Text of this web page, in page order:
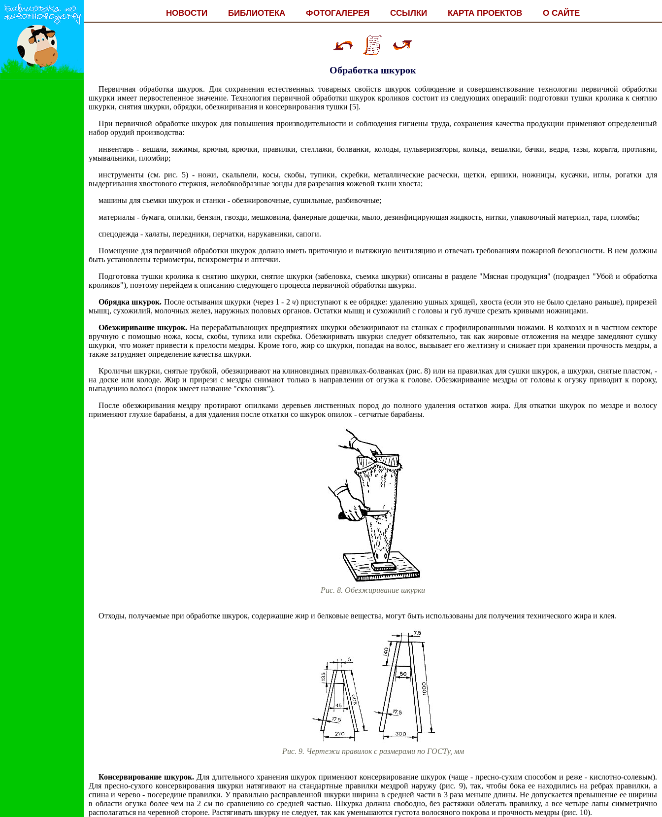
НОВОСТИ БИБЛИОТЕКА ФОТОГАЛЕРЕЯ ССЫЛКИ КАРТА ПРОЕКТОВ О САЙТЕ
Обработка шкурок
Первичная обработка шкурок. Для сохранения естественных товарных свойств шкурок соблюдение и совершенствование технологии первичной обработки
шкурки имеет первостепенное значение. Технология первичной обработки шкурок кроликов состоит из следующих операций: подготовки тушки кролика к снятию
шкурки, снятия шкурки, обрядки, обезжиривания и консервирования тушки [5].
При первичной обработке шкурок для повышения производительности и соблюдения гигиены труда, сохранения качества продукции применяют определенный
набор орудий производства:
инвентарь - вешала, зажимы, крючья, крючки, правилки, стеллажи, болванки, колоды, пульверизаторы, кольца, вешалки, бачки, ведра, тазы, корыта, противни,
умывальники, пломбир;
инструменты (см. рис. 5) - ножи, скальпели, косы, скобы, тупики, скребки, металлические расчески, щетки, ершики, ножницы, кусачки, иглы, рогатки для
выдергивания хвостового стержня, желобкообразные зонды для разрезания кожевой ткани хвоста;
машины для съемки шкурок и станки - обезжировочные, сушильные, разбивочные;
материалы - бумага, опилки, бензин, гвозди, мешковина, фанерные дощечки, мыло, дезинфицирующая жидкость, нитки, упаковочный материал, тара, пломбы;
спецодежда - халаты, передники, перчатки, нарукавники, сапоги.
Помещение для первичной обработки шкурок должно иметь приточную и вытяжную вентиляцию и отвечать требованиям пожарной безопасности. В нем должны
быть установлены термометры, психрометры и аптечки.
Подготовка тушки кролика к снятию шкурки, снятие шкурки (забеловка, съемка шкурки) описаны в разделе "Мясная продукция" (подраздел "Убой и обработка
кроликов"), поэтому перейдем к описанию следующего процесса первичной обработки шкурки.
Обрядка шкурок. После остывания шкурки (через 1 - 2ч) приступают к ее обрядке: удалению ушных хрящей, хвоста (если это не было сделано раньше), прирезей
мышц, сухожилий, молочных желез, наружных половых органов. Остатки мышц и сухожилий с головы и губ лучше срезать кривыми ножницами.
Обезжиривание шкурок. На перерабатывающих предприятиях шкурки обезжиривают на станках с профилированными ножами. В колхозах и в частном секторе
вручную с помощью ножа, косы, скобы, тупика или скребка. Обезжиривать шкурки следует обязательно, так как жировые отложения на мездре замедляют сушку
шкурки, что может привести к прелости мездры. Кроме того, жир со шкурки, попадая на волос, вызывает его желтизну и снижает при хранении прочность мездры, а
также затрудняет определение качества шкурки.
Кроличьи шкурки, снятые трубкой, обезжиривают на клиновидных правилках-болванках (рис. 8) или на правилках для сушки шкурок, а шкурки, снятые пластом, -
на доске или колоде. Жир и прирези с мездры снимают только в направлении от огузка к голове. Обезжиривание мездры от головы к огузку приводит к пороку,
выпадению волоса (порок имеет название "сквозняк").
После обезжиривания мездру протирают опилками деревьев лиственных пород до полного удаления остатков жира. Для откатки шкурок по мездре и волосу
применяют глухие барабаны, а для удаления после откатки со шкурок опилок - сетчатые барабаны.
Рис. 8. Обезжиривание шкурки
Отходы, получаемые при обработке шкурок, содержащие жир и белковые вещества, могут быть использованы для получения технического жира и клея.
Рис. 9. Чертежи правилок с размерами по ГОСТу, мм
Консервирование шкурок. Для длительного хранения шкурок применяют консервирование шкурок (чаще - пресно-сухим способом и реже - кислотно-солевым).
Для пресно-сухого консервирования шкурки натягивают на стандартные правилки мездрой наружу (рис. 9), так, чтобы бока ее находились на ребрах правилки, а
спина и черево - посередине правилки. У правильно расправленной шкурки ширина в средней части в 3 раза меньше длины. Не допускается превышение ее ширины
в области огузка более чем на 2 смпо сравнению со средней частью. Шкурка должна свободно, без растяжки облегать правилку, а все четыре лапы симметрично
располагаться на черевной стороне. Растягивать шкурку не следует, так как уменьшаются густота волосяного покрова и прочность мездры (рис. 10).